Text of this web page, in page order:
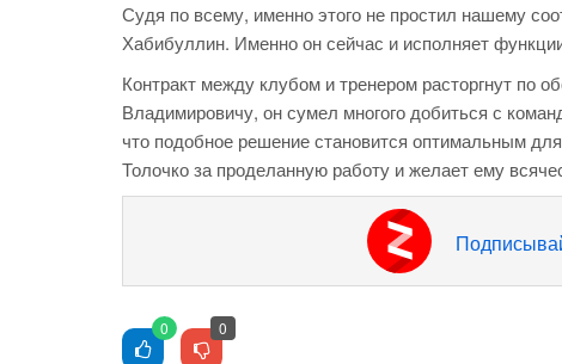
Судя по всему, именно этого не простил нашему
Хабибуллин. Именно он сейчас и исполняет
Контракт между клубом и тренером расторгнут по
Владимировичу, он сумел многого добиться с
что подобное решение становится оптимальным
Толочко за проделанную работу и желает ему
0 0